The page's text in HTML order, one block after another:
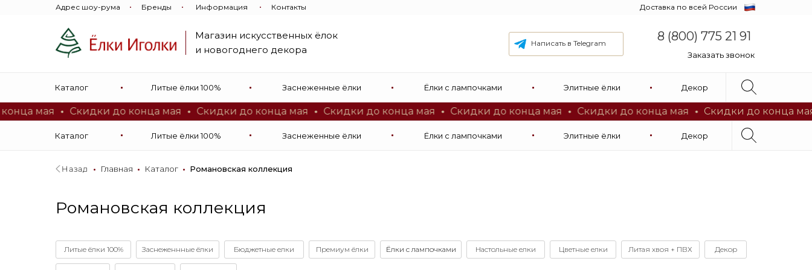
Написать в Telegram
Магазин искусственных ёлок
и новогоднего декора
Доставка по всей России
8 (800) 775 21 91
Заказать звонок
Литые ёлки 100%
Каталог Заснеженные ёлки Ëлки с лампочками Элитные ёлки Декор
Адрес шоу-рума Информация
Бренды Контакты
мая Скидки до конца мая Скидки до конца мая Скидки до конца мая Скидки до конца мая Скидки до конца мая Скидки до конца мая
Магазин искусственных ёлок
8 (800) 775 21 91
Заказать звонок
Литые ёлки 100%
Каталог Заснеженные ёлки Ëлки с лампочками Элитные ёлки Декор
Онлайн подбор
• Главная • Каталог • Романовская коллекция
Назад
Романовская коллекция
Литые ёлки 100% Заснеженнные ёлки Бюджетные елки Премиум ёлки Ëлки с лампочками Литая хвоя + ПВХ Декор
Цветные елки
Настольные елки